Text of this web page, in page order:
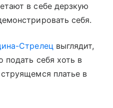
в себе дерзкую
себя.
Стрелецвыглядит,
подать себя хоть в
платье в